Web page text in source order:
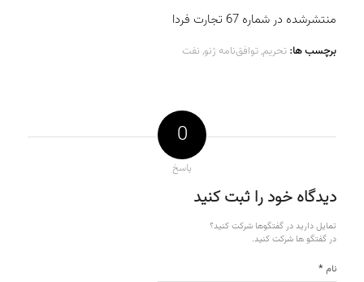
منتشرشده در شماره 67 تجارت فردا
برچسب ها:تحریم,توافق‌نامه ژنو,نفت
0
پاسخ
دیدگاه خود را ثبت کنید
تمایل دارید در گفتگوها شرکت کنید؟
در گفتگو ها شرکت کنید.
نام *